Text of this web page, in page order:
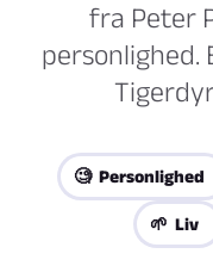
fra Peter
personlighed.
🧐 Personlighed
🌱 Liv